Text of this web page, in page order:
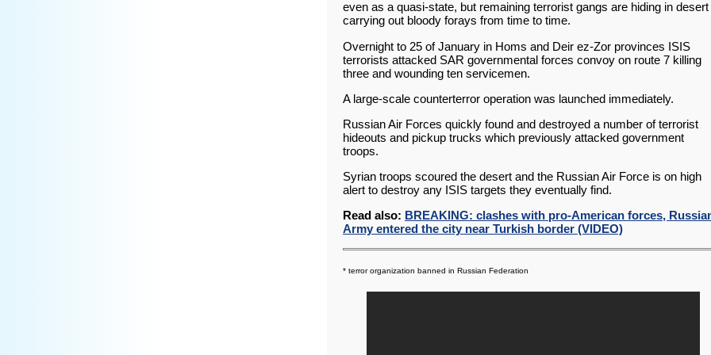
even as a quasi-state, but remaining terrorist gangs are hiding in desert
carrying out bloody forays from time to time.
Overnight to 25 of January in Homs and Deir ez-Zor provinces ISIS
terrorists attacked SAR governmental forces convoy on route 7 killing
three and wounding ten servicemen.
A large-scale counterterror operation was launched immediately.
Russian Air Forces quickly found and destroyed a number of terrorist
hideouts and pickup trucks which previously attacked government
troops.
Syrian troops scoured the desert and the Russian Air Force is on high
alert to destroy any ISIS targets they eventually find.
Read also: BREAKING: clashes with pro-American forces,
Army entered the city near Turkish border (VIDEO)
* terror organization banned in Russian Federation